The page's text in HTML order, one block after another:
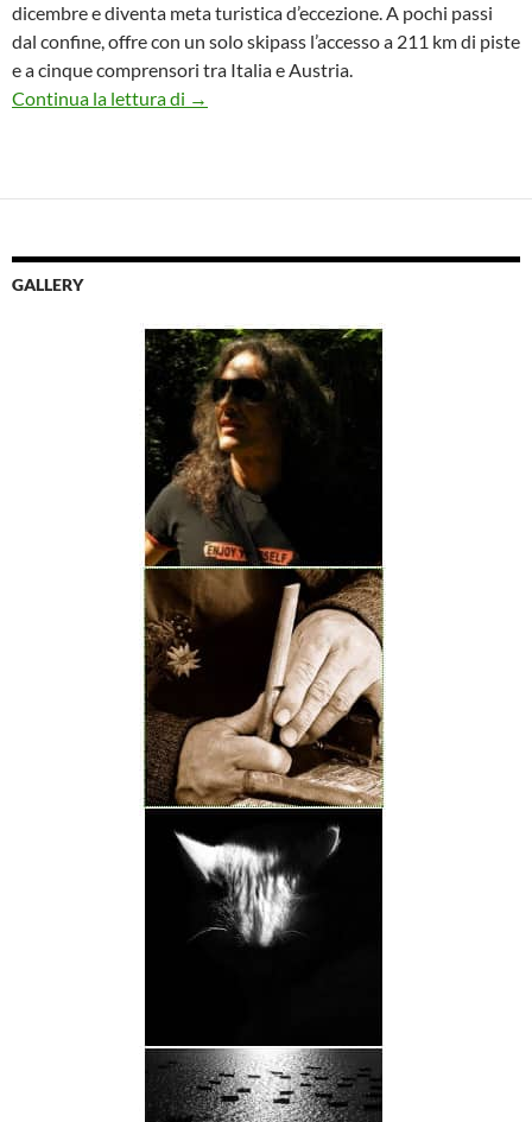
dicembre e diventa meta turistica d’eccezione. A pochi passi
dal confine, offre con un solo skipass l’accesso a 211 km di piste
e a cinque comprensori tra Italia e Austria.
Continua la lettura di Belpiano – Malga San Valentino. Dal 14
→
GALLERY